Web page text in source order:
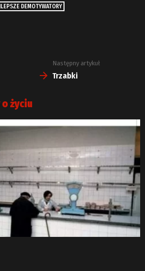
DEMOTYWATORY
Następny artykuł
Trzabki
o życiu